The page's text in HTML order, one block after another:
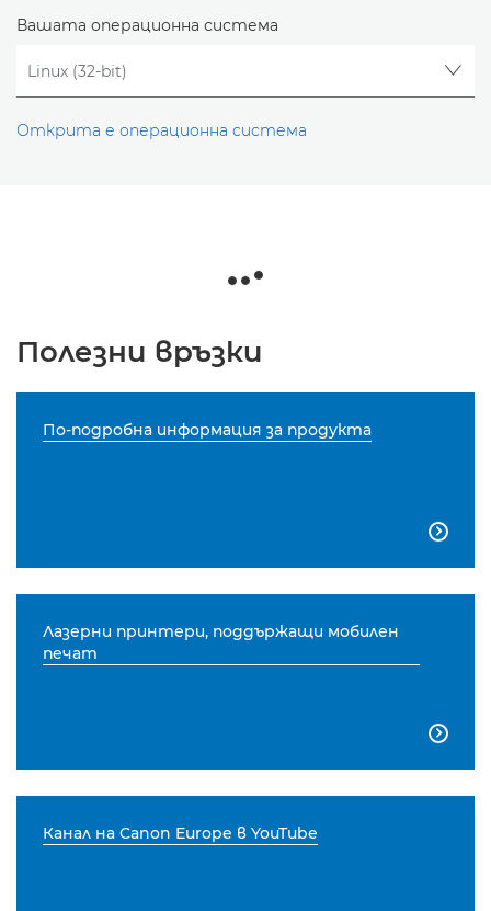
Вашата операционна система
Открита е операционна система
Полезни връзки
По-подробна информация за продукта

Лазерни принтери, поддържащи мобилен
печат

Канал на Canon Europe в YouTube